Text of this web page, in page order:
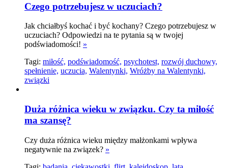
Czego potrzebujesz w uczuciach?
Jak chciałbyś kochać i być kochany? Czego potrzebujesz w
uczuciach? Odpowiedzi na te pytania są w twojej
podświadomości! »
Tagi: miłość, podświadomość, psychotest, rozwój duchowy,
spełnienie, uczucia, Walentynki, Wróżby na Walentynki,
związki
Duża różnica wieku w związku. Czy ta miłość
ma szansę?
Czy duża różnica wieku między małżonkami wpływa
negatywnie na związek? »